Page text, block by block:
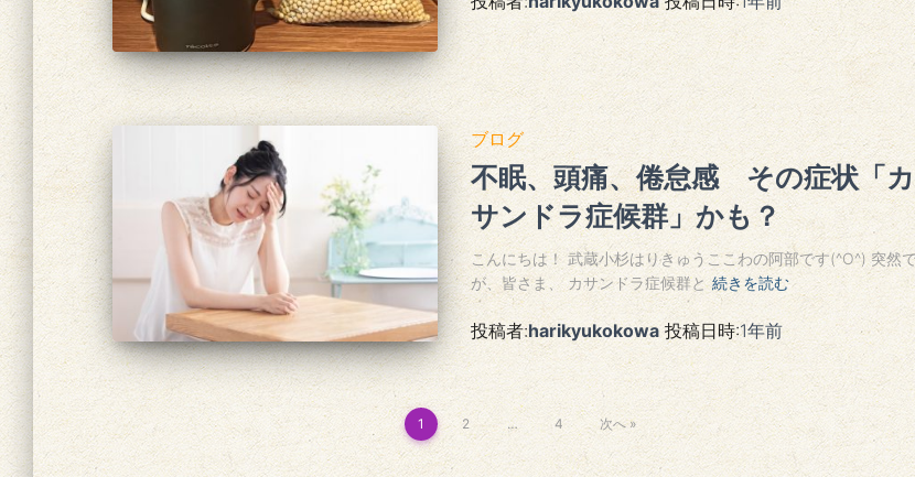
ブログ
不眠、頭痛、倦怠感 その症状「カ
サンドラ症候群」かも？
こんにちは！ 武蔵小杉はりきゅうここわの阿部です(^O^) 突然
が、皆さま、 カサンドラ症候群と 続きを読む
投稿者:harikyukokowa 投稿日時:1年前
投
1 2 … 4 次へ